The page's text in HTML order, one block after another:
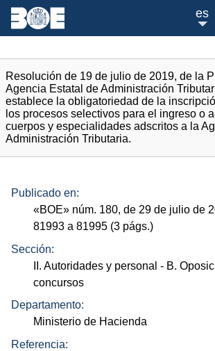
es
Resolución de 19 de julio de 2019, de la
Agencia Estatal de Administración
establece la obligatoriedad de la
los procesos selectivos para el ingreso o
cuerpos y especialidades adscritos a la
Administración Tributaria.
Publicado en:
«BOE» núm. 180, de 29 de julio de
81993 a 81995 (3 págs.)
Sección:
II. Autoridades y personal - B.
concursos
Departamento:
Ministerio de Hacienda
Referencia: